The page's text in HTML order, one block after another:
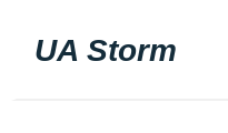
UA Storm